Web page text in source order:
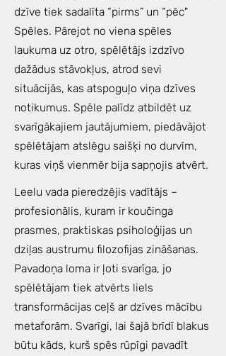
dzīve tiek sadalīta “pirms” un “pēc"
Spēles. Pārejot no viena spēles
laukuma uz otro, spēlētājs izdzīvo
dažādus stāvokļus, atrod sevi
situācijās, kas atspoguļo viņa dzīves
notikumus. Spēle palīdz atbildēt uz
svarīgākajiem jautājumiem, piedāvājot
spēlētājam atslēgu saišķi no durvīm,
kuras viņš vienmēr bija sapņojis atvērt.
Leelu vada pieredzējis vadītājs –
profesionālis, kuram ir koučinga
prasmes, praktiskas psiholoģijas un
dziļas austrumu filozofijas zināšanas.
Pavadoņa loma ir ļoti svarīga, jo
spēlētājam tiek atvērts liels
transformācijas ceļš ar dzīves mācību
metaforām. Svarīgi, lai šajā brīdī blakus
būtu kāds, kurš spēs rūpīgi pavadīt